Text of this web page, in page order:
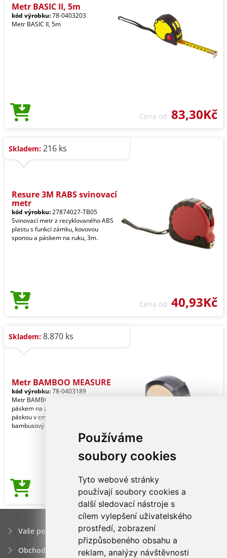
Používáme
soubory cookies
Tyto webové stránky
používají soubory cookies a
další sledovací nástroje s
cílem vylepšení uživatelského
prostředí, zobrazení
přizpůsobeného obsahu a
reklam, analýzy návštěvnosti
Metr BASIC II, 5m
kód výrobku:78-0403203
Metr BASIC II, 5m
Cena od 83,30Kč
Skladem: 216 ks
Resure 3M RABS svinovací
metr
kód výrobku:27874027-TB05
Svinovací metr z recyklovaného ABS
plastu s funkcí zámku, kovovou
sponou a páskem na ruku, 3m.
Cena od 40,93Kč
Skladem: 8.870 ks
Metr BAMBOO MEASURE
kód výrobku:78-0403189
Metr BAMBOO MEASURE: s klipem,
páskem na zápěstí a žlutou měřicí
páskou v cm, automatický s aretací,
bambusový štítek pr
Cena od79,56Kč
Vaše poptávka
Obchodní podmínky